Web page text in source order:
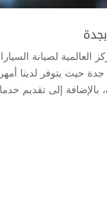
العالمية لصيانة
حيث يتوفر لدينا
بالإضافة إلى